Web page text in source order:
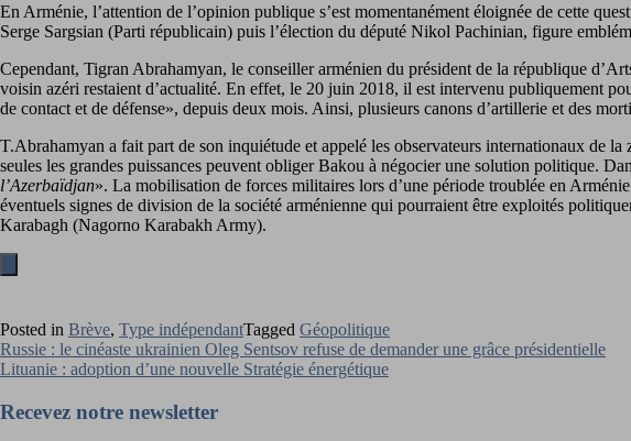
En Arménie, l’attention de l’opinion publique s’est momentanément éloignée de cette
Serge Sargsian (Parti républicain) puis l’élection du député Nikol Pachinian, figure
Cependant, Tigran Abrahamyan, le conseiller arménien du président de la république
voisin azéri restaient d’actualité. En effet, le 20 juin 2018, il est intervenu publiquement
de contact et de défense», depuis deux mois. Ainsi, plusieurs canons d’artillerie et des
T.Abrahamyan a fait part de son inquiétude et appelé les observateurs internationaux de
seules les grandes puissances peuvent obliger Bakou à négocier une solution politique.
l’Azerbaïdjan». La mobilisation de forces militaires lors d’une période troublée en
éventuels signes de division de la société arménienne qui pourraient être exploités
Karabagh (Nagorno Karabakh Army).
Posted in Brève, Type indépendantTagged Géopolitique
Navigation
de
l’article
Russie : le cinéaste ukrainien Oleg Sentsov refuse de demander une grâce présidentielle
Lituanie : adoption d’une nouvelle Stratégie énergétique
Recevez notre newsletter